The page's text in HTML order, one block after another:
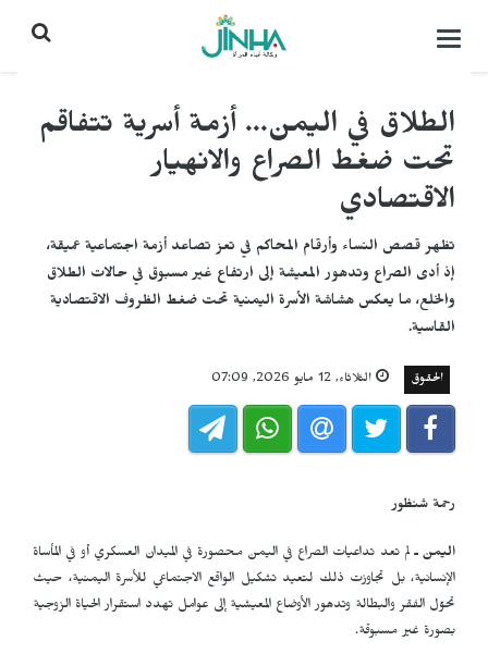
التحكم
الطلاق في اليمن... أزمة أسرية تتفاقم
تحت ضغط الصراع والانهيار
الاقتصادي
تظهر قصص النساء وأرقام المحاكم في تعز تصاعد أزمة اجتماعية عميقة،
إذ أدى الصراع وتدهور المعيشة إلى ارتفاع غير مسبوق في حالات الطلاق
والخلع، ما يعكس هشاشة الأسرة اليمنية تحت ضغط الظروف الاقتصادية
القاسية.
الحقوق الثلاثاء, 12 مايو 2026, 07:09
رحمة شنظور
اليمن ـلم تعد تداعيات الصراع في اليمن محصورة في الميدان العسكري أو في المأساة
الإنسانية، بل تجاوزت ذلك لتعيد تشكيل الواقع الاجتماعي للأسرة اليمنية، حيث
تحوّل الفقر والبطالة وتدهور الأوضاع المعيشية إلى عوامل تهدد استقرار الحياة الزوجية
بصورة غير مسبوقة.